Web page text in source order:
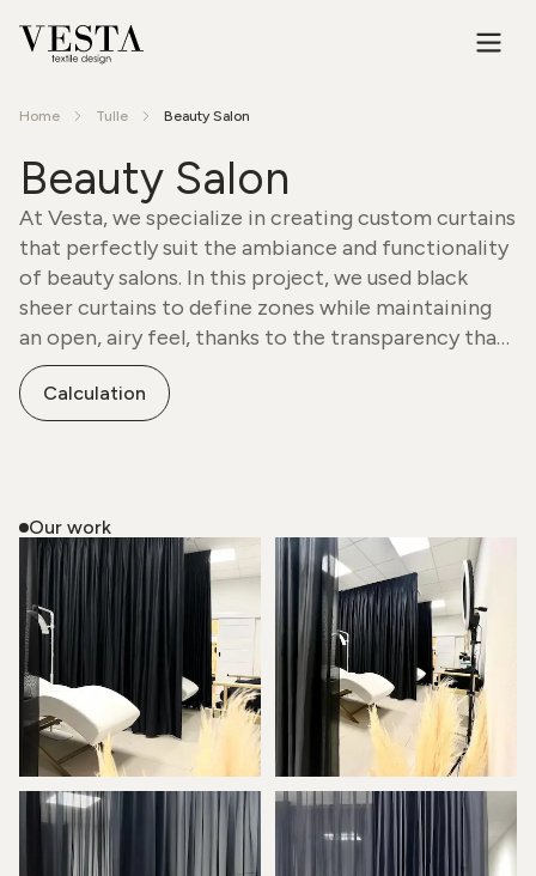
Home Tulle Beauty Salon
Beauty Salon
At Vesta, we specialize in creating custom curtains
that perfectly suit the ambiance and functionality
of beauty salons. In this project, we used black
sheer curtains to define zones while maintaining
an open, airy feel, thanks to the transparency that
allows natural light to filter through. Heavier
drapes were incorporated for areas requiring
privacy and comfort during treatments.
Calculation
Our work